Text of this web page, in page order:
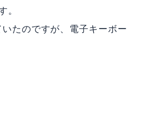
たのですが、電子キーボー